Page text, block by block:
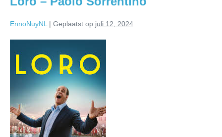
EnnoNuyNL | Geplaatst op juli 12, 2024